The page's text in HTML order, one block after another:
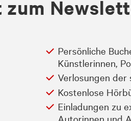
Persönliche
Künstlerinnen,
Verlosungen der
Kostenlose
Einladungen zu
Autorinnen und